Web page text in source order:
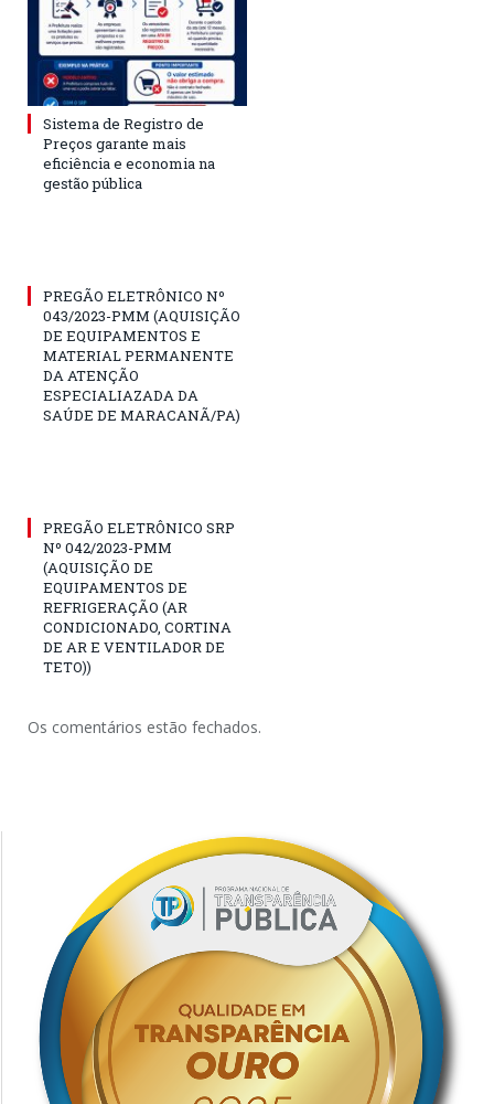
Sistema de Registro de
Preços garante mais
eficiência e economia na
gestão pública
PREGÃO ELETRÔNICO Nº
043/2023-PMM (AQUISIÇÃO
DE EQUIPAMENTOS E
MATERIAL PERMANENTE
DA ATENÇÃO
ESPECIALIAZADA DA
SAÚDE DE MARACANÃ/PA)
PREGÃO ELETRÔNICO SRP
Nº 042/2023-PMM
(AQUISIÇÃO DE
EQUIPAMENTOS DE
REFRIGERAÇÃO (AR
CONDICIONADO, CORTINA
DE AR E VENTILADOR DE
TETO))
Os comentários estão fechados.